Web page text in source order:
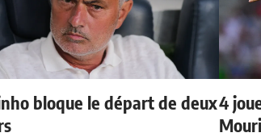
bloque le départ de deux4